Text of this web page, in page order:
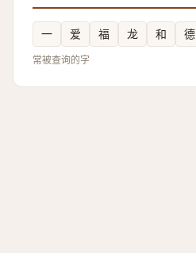
一 爱 福 龙 和 德
常被查询的字